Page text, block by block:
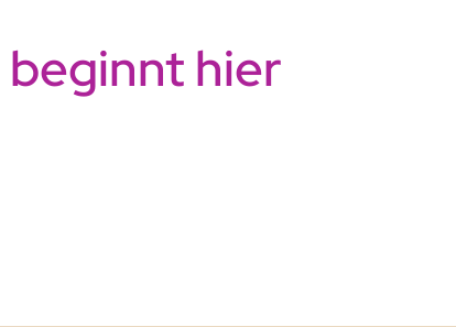
beginnt hier